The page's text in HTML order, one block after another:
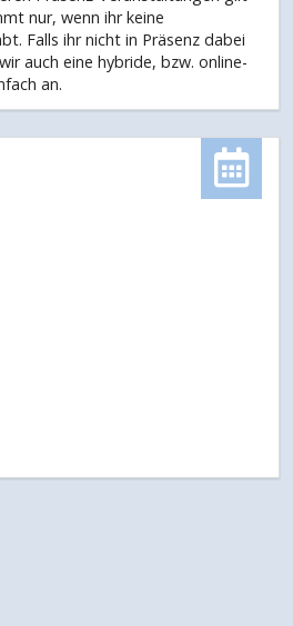
nur, wenn ihr keine
Falls ihr nicht in Präsenz dabei
auch eine hybride, bzw. online-
an.